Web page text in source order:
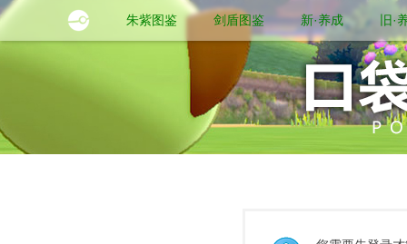
朱紫图鉴 剑盾图鉴 新·养成 旧·